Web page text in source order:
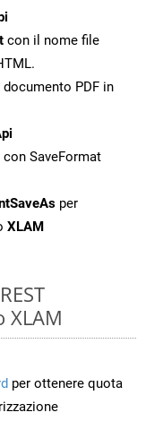
con il nome file
PDF in
SaveFormat
per
XLAM
XLAM
per ottenere quota